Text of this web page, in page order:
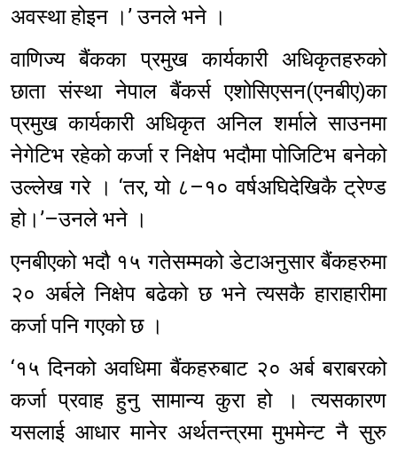
अवस्था होइन ।’ उनले भने ।
वाणिज्य बैंकका प्रमुख कार्यकारी अधिकृतहरुको
छाता संस्था नेपाल बैंकर्स एशोसिएसन(एनबीए)का
प्रमुख कार्यकारी अधिकृत अनिल शर्माले साउनमा
नेगेटिभ रहेको कर्जा र निक्षेप भदौमा पोजिटिभ बनेको
उल्लेख गरे । ‘तर, यो ८–१० वर्षअघिदेखिकै ट्रेण्ड
हो।’–उनले भने ।
एनबीएको भदौ १५ गतेसम्मको डेटाअनुसार बैंकहरुमा
२० अर्बले निक्षेप बढेको छ भने त्यसकै हाराहारीमा
कर्जा पनि गएको छ ।
‘१५ दिनको अवधिमा बैंकहरुबाट २० अर्ब बराबरको
कर्जा प्रवाह हुनु सामान्य कुरा हो । त्यसकारण
यसलाई आधार मानेर अर्थतन्त्रमा मुभमेन्ट नै सुरु